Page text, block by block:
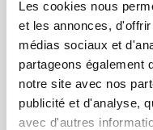
Les cookies nous
et les annonces,
médias sociaux et
partageons également
notre site avec nos
publicité et d'analyse,
avec d'autres